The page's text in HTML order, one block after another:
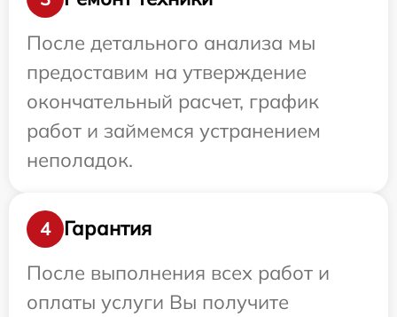
После детального анализа мы
предоставим на утверждение
окончательный расчет, график
работ и займемся устранением
неполадок.
4
Гарантия
После выполнения всех работ и
оплаты услуги Вы получите